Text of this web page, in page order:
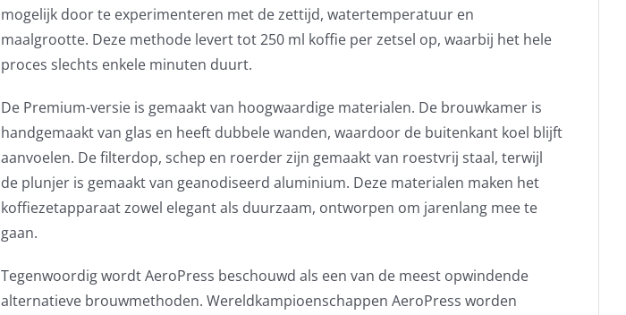
mogelijk door te experimenteren met de zettijd, watertemperatuur en
maalgrootte. Deze methode levert tot 250 ml koffie per zetsel op, waarbij het hele
proces slechts enkele minuten duurt.
De Premium-versie is gemaakt van hoogwaardige materialen. De brouwkamer is
handgemaakt van glas en heeft dubbele wanden, waardoor de buitenkant koel blijft
aanvoelen. De filterdop, schep en roerder zijn gemaakt van roestvrij staal, terwijl
de plunjer is gemaakt van geanodiseerd aluminium. Deze materialen maken het
koffiezetapparaat zowel elegant als duurzaam, ontworpen om jarenlang mee te
gaan.
Tegenwoordig wordt AeroPress beschouwd als een van de meest opwindende
alternatieve brouwmethoden. Wereldkampioenschappen AeroPress worden